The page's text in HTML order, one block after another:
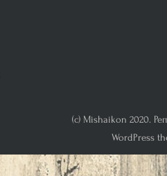
(c) Mishaikon 2020.
WordPress